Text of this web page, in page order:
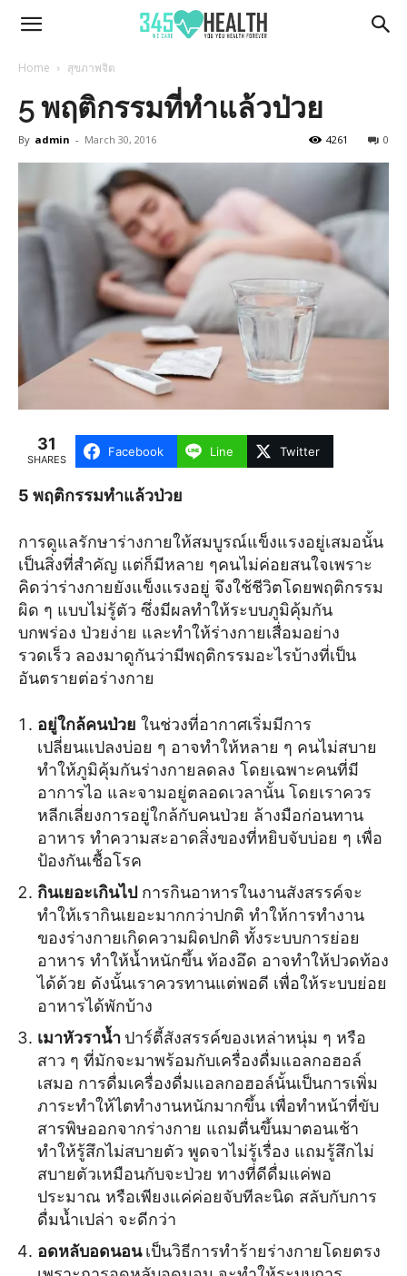
345Health
Home สุขภาพจิต
5 พฤติกรรมที่ทำแล้วป่วย
By admin - March 30, 2016 0
4261
31
SHARES
Facebook Line Twitter
5 พฤติกรรมทำแล้วป่วย
การดูแลรักษาร่างกายให้สมบูรณ์แข็งแรงอยู่เสมอนั้น
เป็นสิ่งที่สำคัญ แต่ก็มีหลาย ๆคนไม่ค่อยสนใจเพราะ
คิดว่าร่างกายยังแข็งแรงอยู่ จึงใช้ชีวิตโดยพฤติกรรม
ผิด ๆ แบบไม่รู้ตัว ซึ่งมีผลทำให้ระบบภูมิคุ้มกัน
บกพร่อง ป่วยง่าย และทำให้ร่างกายเสื่อมอย่าง
รวดเร็ว ลองมาดูกันว่ามีพฤติกรรมอะไรบ้างที่เป็น
อันตรายต่อร่างกาย
อยู่ใกล้คนป่วย ในช่วงที่อากาศเริ่มมีการ
เปลี่ยนแปลงบ่อย ๆ อาจทำให้หลาย ๆ คนไม่สบาย
ทำให้ภูมิคุ้มกันร่างกายลดลง โดยเฉพาะคนที่มี
อาการไอ และจามอยู่ตลอดเวลานั้น โดยเราควร
หลีกเลี่ยงการอยู่ใกล้กับคนป่วย ล้างมือก่อนทาน
อาหาร ทำความสะอาดสิ่งของที่หยิบจับบ่อย ๆ เพื่อ
ป้องกันเชื้อโรค
กินเยอะเกินไป การกินอาหารในงานสังสรรค์จะ
ทำให้เรากินเยอะมากกว่าปกติ ทำให้การทำงาน
ของร่างกายเกิดความผิดปกติ ทั้งระบบการย่อย
อาหาร ทำให้น้ำหนักขึ้น ท้องอึด อาจทำให้ปวดท้อง
ได้ด้วย ดังนั้นเราควรทานแต่พอดี เพื่อให้ระบบย่อย
อาหารได้พักบ้าง
เมาหัวราน้ำ ปาร์ตี้สังสรรค์ของเหล่าหนุ่ม ๆ หรือ
สาว ๆ ที่มักจะมาพร้อมกับเครื่องดื่มแอลกอฮอล์
เสมอ การดื่มเครื่องดื่มแอลกอฮอล์นั้นเป็นการเพิ่ม
ภาระทำให้ไตทำงานหนักมากขึ้น เพื่อทำหน้าที่ขับ
สารพิษออกจากร่างกาย แถมตื่นขึ้นมาตอนเช้า
ทำให้รู้สึกไม่สบายตัว พูดจาไม่รู้เรื่อง แถมรู้สึกไม่
สบายตัวเหมือนกับจะป่วย ทางที่ดีดื่มแค่พอ
ประมาณ หรือเพียงแค่ค่อยจับทีละนิด สลับกับการ
ดื่มน้ำเปล่า จะดีกว่า
อดหลับอดนอนเป็นวิธีการทำร้ายร่างกายโดยตรง